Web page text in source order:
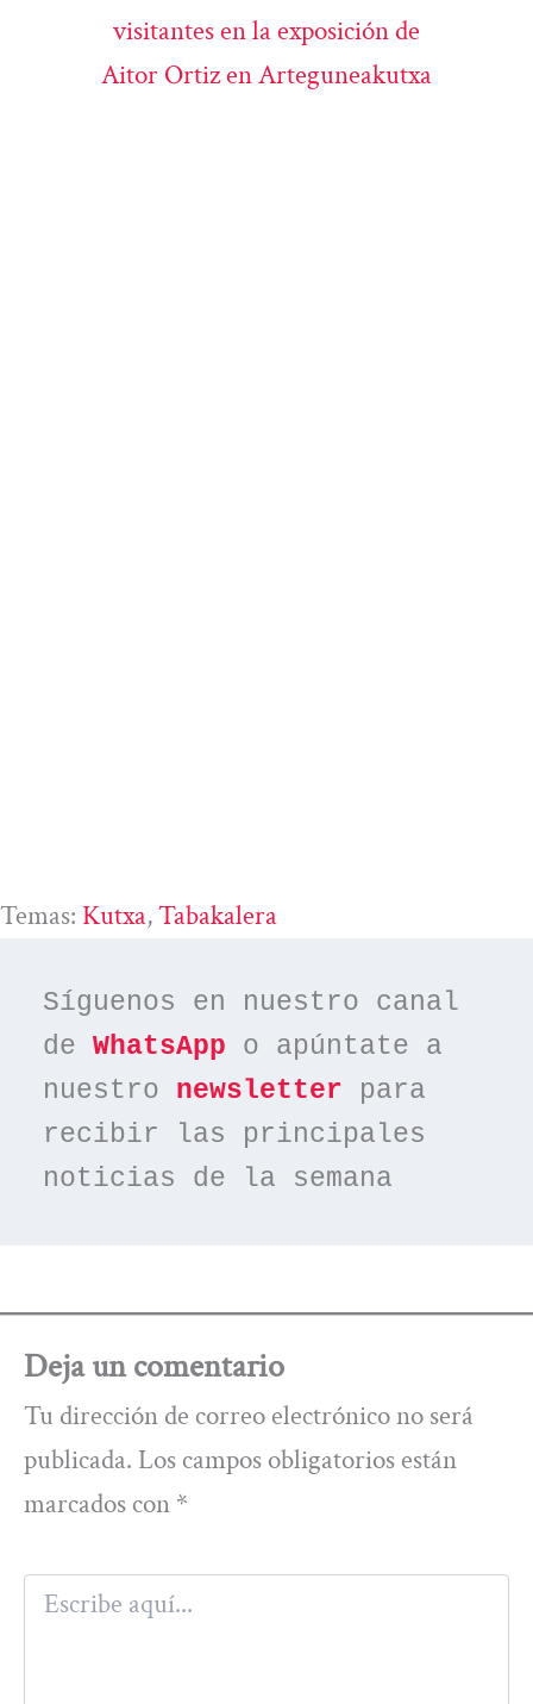
Temas: Kutxa, Tabakalera
Síguenos en nuestro canal
de WhatsApp o apúntate a
nuestro newsletter para
recibir las principales
noticias de la semana
Deja un comentario
Tu dirección de correo electrónico no será
publicada. Los campos obligatorios están
marcados con *
Escribe
aquí...